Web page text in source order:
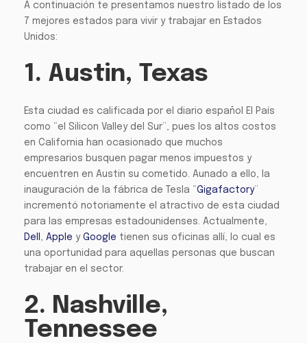
A continuación te presentamos nuestro listado de los
7 mejores estados para vivir y trabajar en Estados
Unidos:
1. Austin, Texas
Esta ciudad es calificada por el diario español El País
como “el Silicon Valley del Sur”, pues los altos costos
en California han ocasionado que muchos
empresarios busquen pagar menos impuestos y
encuentren en Austin su cometido. Aunado a ello, la
inauguración de la fábrica de Tesla “ Gigafactory”
incrementó notoriamente el atractivo de esta ciudad
para las empresas estadounidenses. Actualmente,
Dell , Apple y Google tienen sus oficinas allí, lo cual es
una oportunidad para aquellas personas que buscan
trabajar en el sector.
2. Nashville,
Tennessee